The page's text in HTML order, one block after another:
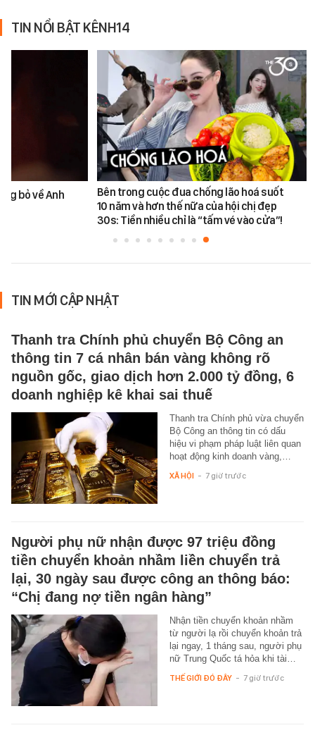
TIN NỔI BẬT KÊNH14
bỏ về Anh
Bên trong cuộc đua chống lão hoá suốt
10 năm và hơn thế nữa của hội chị đẹp
30s: Tiền nhiều chỉ là “tấm vé vào cửa”!
TIN MỚI CẬP NHẬT
Thanh tra Chính phủ chuyển Bộ Công an
thông tin 7 cá nhân bán vàng không rõ
nguồn gốc, giao dịch hơn 2.000 tỷ đồng, 6
doanh nghiệp kê khai sai thuế
Thanh tra Chính phủ vừa chuyển
Bộ Công an thông tin có dấu
hiệu vi phạm pháp luật liên quan
hoạt động kinh doanh vàng,…
XÃ HỘI - 7 giờ trước
Người phụ nữ nhận được 97 triệu đồng
tiền chuyển khoản nhầm liền chuyển trả
lại, 30 ngày sau được công an thông báo:
“Chị đang nợ tiền ngân hàng”
Nhận tiền chuyển khoản nhầm
từ người lạ rồi chuyển khoản trả
lại ngay, 1 tháng sau, người phụ
nữ Trung Quốc tá hỏa khi tài…
THẾ GIỚI ĐÓ ĐÂY - 7 giờ trước